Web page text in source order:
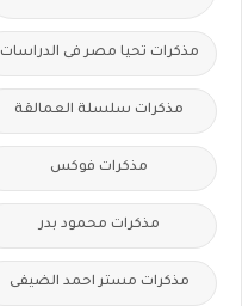
مذكرات تحيا مصر فى الدراسات
مذكرات سلسلة العمالقة
مذكرات فوكس
مذكرات محمود بدر
مذكرات مستر احمد الضيفى